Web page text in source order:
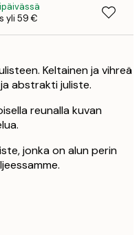
yli 59 €
Keltainen ja vihreä
abstrakti juliste.
reunalla kuvan
jonka on alun perin